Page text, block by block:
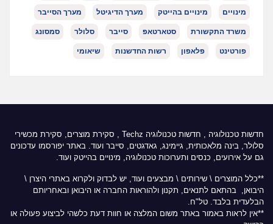
מינויים מינויים בהייטק מערך הדיגיטל מערך הסייבר
משרד התקשורת סטארטאפ סייבר סלולר סמסונג
פורטינט פלאפון רשות החדשנות שיאומי
חדשות טכנולוגיה , חדשות טכנולוגיה Techz
, סקירת מוצרים, סקירת מכשירי
סלולר, בינה מלאכותית, גיימינג, גאדגטים, סייבר ועוד. באתר יפורסמו עדכונים
גם על אירועים, כנסים ותערוכות טכנולוגיה, מינויים בהייטק ועוד.
**כלל המוצרים \ שירותים \ מבצעים ועוד, יש לבדוק ולקרוא באתרי היצרן \
היבואן, בהתאם לתנאים, תקנון ולהוראות החברה או היבואן ובאחריותם
הבלעדית בלבד. טל"ח.
**אין לראות באמור באתר משום המלצה או חוות דעת כלשהי לביצוע פעולה או